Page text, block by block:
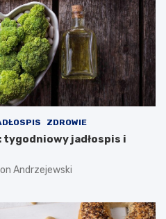
ZDROWIE
jadłospis i
Andrzejewski